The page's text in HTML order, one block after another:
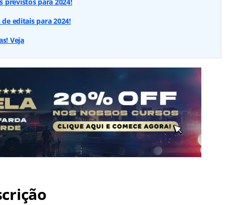
editais para 2024!
Veja